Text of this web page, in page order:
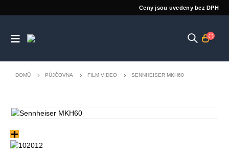
Ceny jsou uvedeny bez DPH
DOMŮ PŮJČOVNA FILM VIDEO SENNHEISER MKH60